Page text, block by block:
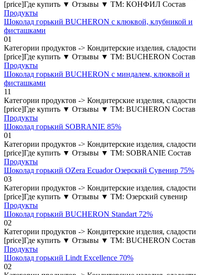
[price]Где купить ▼ Отзывы ▼ ТМ: КОНФИЛ Состав
Продукты
Шоколад горький BUCHERON с клюквой, клубникой и
фисташками
01
Категории продуктов -> Кондитерские изделия, сладости
[price]Где купить ▼ Отзывы ▼ ТМ: BUCHERON Состав
Продукты
Шоколад горький BUCHERON с миндалем, клюквой и
фисташками
11
Категории продуктов -> Кондитерские изделия, сладости
[price]Где купить ▼ Отзывы ▼ ТМ: BUCHERON Состав
Продукты
Шоколад горький SOBRANIE 85%
01
Категории продуктов -> Кондитерские изделия, сладости
[price]Где купить ▼ Отзывы ▼ ТМ: SOBRANIE Состав
Продукты
Шоколад горький OZera Ecuador Озерский Сувенир 75%
03
Категории продуктов -> Кондитерские изделия, сладости
[price]Где купить ▼ Отзывы ▼ ТМ: Озерский сувенир
Продукты
Шоколад горький BUCHERON Standart 72%
02
Категории продуктов -> Кондитерские изделия, сладости
[price]Где купить ▼ Отзывы ▼ ТМ: BUCHERON Состав
Продукты
Шоколад горький Lindt Excellence 70%
02